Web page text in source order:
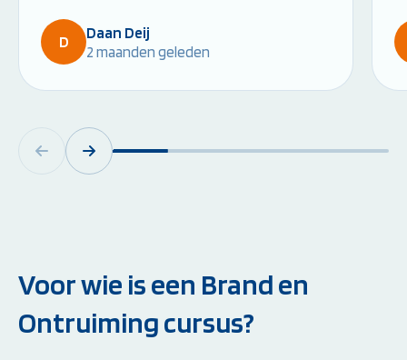
D
Daan Deij
2 maanden geleden
Voor wie is een Brand en
Ontruiming cursus?